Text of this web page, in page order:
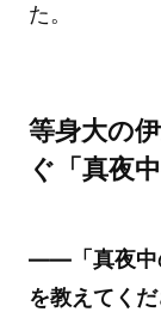
た。
等身大の
ぐ「真夜
――「真夜中
を教えてくだ